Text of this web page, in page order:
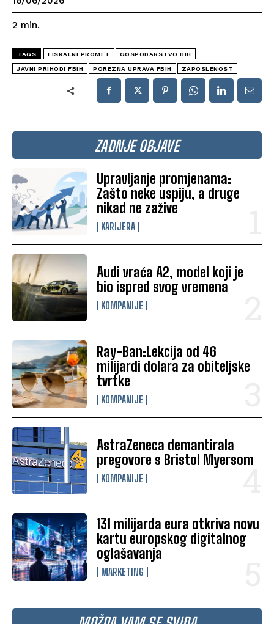
ZADNJE OBJAVE
Upravljanje promjenama:
Zašto neke uspiju, a druge
nikad ne zažive
KARIJERA
Audi vraća A2, model koji je
bio ispred svog vremena
KOMPANIJE
Ray-Ban:Lekcija od 46
milijardi dolara za obiteljske
tvrtke
KOMPANIJE
AstraZeneca demantirala
pregovore s Bristol Myersom
KOMPANIJE
131 milijarda eura otkriva novu
kartu europskog digitalnog
oglašavanja
MARKETING
2 min.
TAGS FISKALNI PROMET GOSPODARSTVO BIH
JAVNI PRIHODI FBIH POREZNA UPRAVA FBIH ZAPOSLENOST